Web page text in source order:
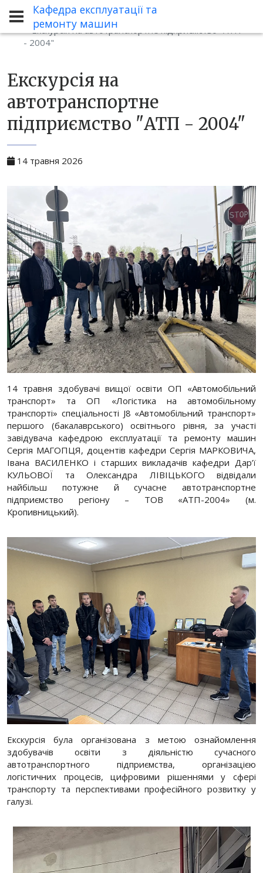
Кафедра експлуатації та
ремонту машин
Новини
Екскурсія на автотранспортне підприємство "АТП
- 2004"
Екскурсія на
автотранспортне
підприємство "АТП - 2004"
14 травня 2026
14 травня здобувачі вищої освіти ОП «Автомобільний
транспорт» та ОП «Логістика на автомобільному
транспорті» спеціальності J8 «Автомобільний транспорт»
першого (бакалаврського) освітнього рівня, за участі
завідувача кафедрою експлуатації та ремонту машин
Сергія МАГОПЦЯ, доцентів кафедри Сергія МАРКОВИЧА,
Івана ВАСИЛЕНКО і старших викладачів кафедри Дар’ї
КУЛЬОВОЇ та Олександра ЛІВІЦЬКОГО відвідали
найбільш потужне й сучасне автотранспортне
підприємство регіону – ТОВ «АТП-2004» (м.
Кропивницький).
Екскурсія була організована з метою ознайомлення
здобувачів освіти з діяльністю сучасного
автотранспортного підприємства, організацією
логістичних процесів, цифровими рішеннями у сфері
транспорту та перспективами професійного розвитку у
галузі.